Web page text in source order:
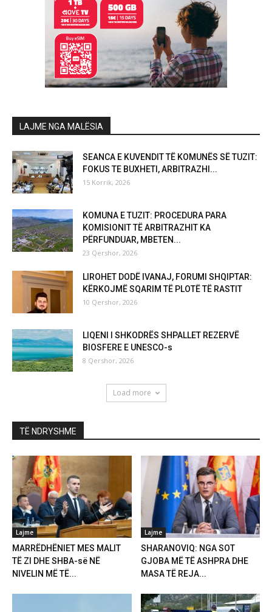
LAJME NGA MALËSIA
SEANCA E KUVENDIT TË KOMUNËS SË TUZIT:
FOKUS TE BUXHETI, ARBITRAZHI...
15 Korrik, 2026
KOMUNA E TUZIT: PROCEDURA PARA
KOMISIONIT TË ARBITRAZHIT KA
PËRFUNDUAR, MBETEN...
23 Qershor, 2026
LIROHET DODË IVANAJ, FORUMI SHQIPTAR:
KËRKOJMË SQARIM TË PLOTË TË RASTIT
10 Qershor, 2026
LIQENI I SHKODRËS SHPALLET REZERVË
BIOSFERE E UNESCO-s
8 Qershor, 2026
Load more
TË NDRYSHME
Lajme
MARRËDHËNIET MES MALIT
TË ZI DHE SHBA-së NË
NIVELIN MË TË...
Lajme
SHARANOVIQ: NGA SOT
GJOBA MË TË ASHPRA DHE
MASA TË REJA...